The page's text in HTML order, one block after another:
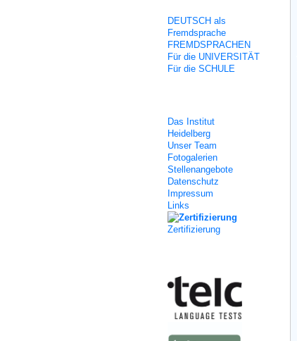
DEUTSCH als
Fremdsprache
FREMDSPRACHEN
Für die UNIVERSITÄT
Für die SCHULE
Das Institut
Heidelberg
Unser Team
Fotogalerien
Stellenangebote
Datenschutz
Impressum
Links
Zertifizierung